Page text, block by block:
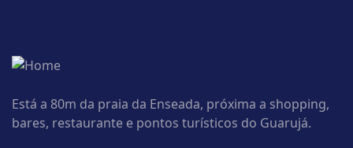
Está a 80m da praia da Enseada, próxima a shopping,
bares, restaurante e pontos turísticos do Guarujá.